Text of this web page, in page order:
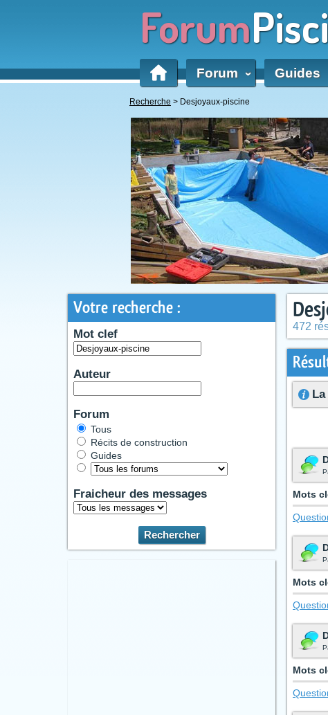
Forum
Forum ‹ Guides
Recherche > Desjoyaux-piscine
Votre recherche :
Mot clef
Auteur
Forum
Tous
Récits de construction
Guides
Fraicheur des messages
472
Mots
Mots
Mots